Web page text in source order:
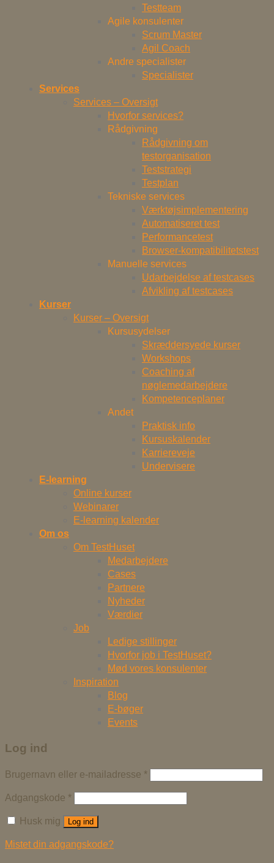
Testteam
Agile konsulenter
Scrum Master
Agil Coach
Andre specialister
Specialister
Services
Services – Oversigt
Hvorfor services?
Rådgivning
Rådgivning om
testorganisation
Teststrategi
Testplan
Tekniske services
Værktøjsimplementering
Automatiseret test
Performancetest
Browser-kompatibilitetstest
Manuelle services
Udarbejdelse af testcases
Afvikling af testcases
Kurser
Kurser – Oversigt
Kursusydelser
Skræddersyede kurser
Workshops
Coaching af
nøglemedarbejdere
Kompetenceplaner
Andet
Praktisk info
Kursuskalender
Karriereveje
Undervisere
E-learning
Online kurser
Webinarer
E-learning kalender
Om os
Om TestHuset
Medarbejdere
Cases
Partnere
Nyheder
Værdier
Job
Ledige stillinger
Hvorfor job i TestHuset?
Mød vores konsulenter
Inspiration
Blog
E-bøger
Events
Log ind
Brugernavn eller e-mailadresse *
Adgangskode *
Husk mig Log ind
Mistet din adgangskode?